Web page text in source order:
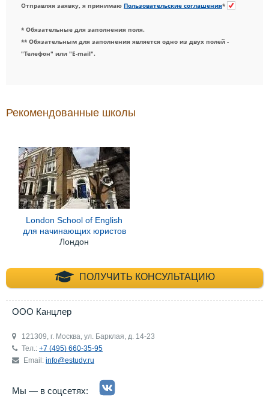
Отправляя заявку, я принимаю Пользовательские соглашения*
* Обязательные для заполнения поля.
** Обязательным для заполнения является одно из двух полей -
"Телефон" или "E-mail".
Рекомендованные школы
London School of English
для начинающих юристов
Лондон
ПОЛУЧИТЬ КОНСУЛЬТАЦИЮ
+7 (495) 660-35-
ООО Канцлер
121309, г. Москва, ул. Барклая, д. 14-23
Тел.: +7 (495) 660-35-95
Email: info@estudy.ru
Мы — в соцсетях: